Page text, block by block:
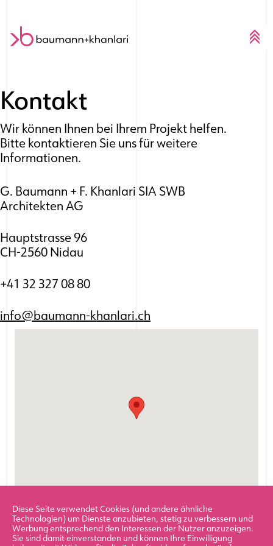
Kontakt
Wir können Ihnen bei Ihrem Projekt helfen.
Bitte kontaktieren Sie uns für weitere
Informationen.
G. Baumann + F. Khanlari SIA SWB
Architekten AG
Hauptstrasse 96
CH-2560 Nidau
+41 32 327 08 80
info@baumann-khanlari.ch
Diese Seite verwendet Cookies (und andere ähnliche
Technologien) um Dienste anzubieten, stetig zu verbessern und
Werbung entsprechend den Interessen der Nutzer anzuzeigen.
Sie sind damit einverstanden und können Ihre Einwilligung